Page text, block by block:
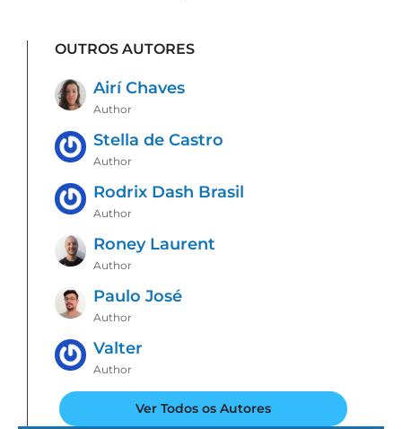
OUTROS AUTORES
Airí Chaves
Author
Stella de Castro
Author
Rodrix Dash Brasil
Author
Roney Laurent
Author
Paulo José
Author
Valter
Author
Ver Todos os Autores